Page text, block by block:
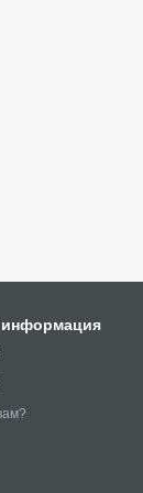
информация